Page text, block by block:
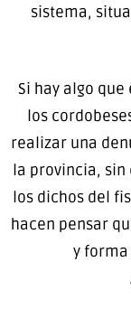
sistema,
Si hay algo
los
realizar una
la provincia, sin
los dichos del
hacen pensar
y